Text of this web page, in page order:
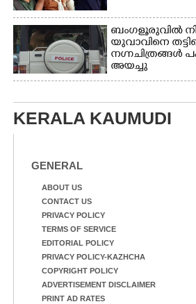
ബംഗളൂരുവിൽ
യുവാവിനെ
നഗ്നചിത്രങ്ങൾ
അയച്ചു
KERALA KAUMUDI
GENERAL
ABOUT US
CONTACT US
PRIVACY POLICY
TERMS OF SERVICE
EDITORIAL POLICY
PRIVACY POLICY-KAZHCHA
COPYRIGHT POLICY
ADVERTISEMENT DISCLAIMER
PRINT AD RATES